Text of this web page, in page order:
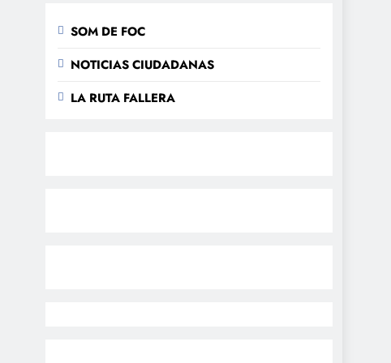
SOM DE FOC
NOTICIAS CIUDADANAS
LA RUTA FALLERA